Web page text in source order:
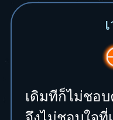
เดิมทีก็ไม่ชอ